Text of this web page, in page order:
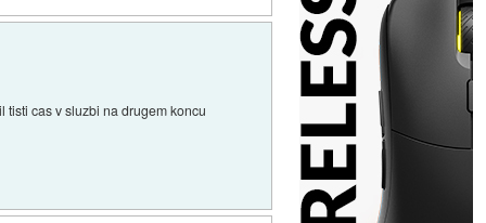
cas v sluzbi na drugem koncu